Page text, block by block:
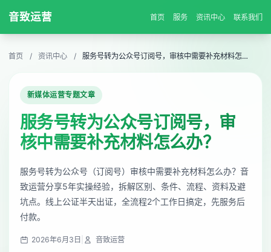
音致运营 首页 服务 资讯中心 联系我们
首页 / 资讯中心 / 服务号转为公众号订阅号，审核中需要补充材料怎么办？
新媒体运营专题文章
服务号转为公众号订阅号，审
核中需要补充材料怎么办？
服务号转为公众号（订阅号）审核中需要补充材料怎么办？音
致运营分享5年实操经验，拆解区别、条件、流程、资料及避
坑点。线上公证半天出证，全流程2个工作日搞定，先服务后
付款。
2026年6月3日 音致运营